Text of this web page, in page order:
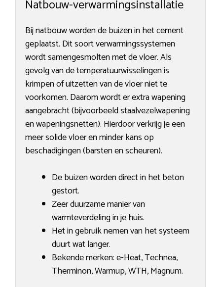
Natbouw-verwarmingsinstallatie
Bij natbouw worden de buizen in het cement
geplaatst. Dit soort verwarmingssystemen
wordt samengesmolten met de vloer. Als
gevolg van de temperatuurwisselingen is
krimpen of uitzetten van de vloer niet te
voorkomen. Daarom wordt er extra wapening
aangebracht (bijvoorbeeld staalvezelwapening
en wapeningsnetten). Hierdoor verkrijg je een
meer solide vloer en minder kans op
beschadigingen (barsten en scheuren).
De buizen worden direct in het beton
gestort.
Zeer duurzame manier van
warmteverdeling in je huis.
Het in gebruik nemen van het systeem
duurt wat langer.
Bekende merken: e-Heat, Technea,
Therminon, Warmup, WTH, Magnum.